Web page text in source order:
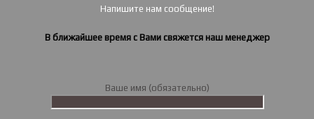
Напишите нам сообщение!
В ближайшее время с Вами свяжется наш менеджер
Ваше имя (обязательно)